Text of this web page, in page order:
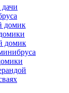
домик
домик